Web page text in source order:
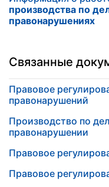
производства по
правонарушениях
Связанные
Правовое
правонарушений
Производство по
правонарушении
Правовое
Правовое